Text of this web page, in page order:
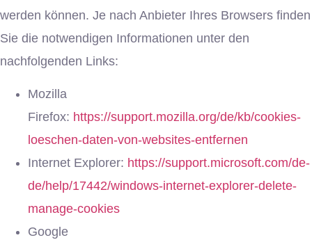
werden können. Je nach Anbieter Ihres Browsers finden
Sie die notwendigen Informationen unter den
nachfolgenden Links:
Mozilla
Firefox: https://support.mozilla.org/de/kb/cookies-
loeschen-daten-von-websites-entfernen
Internet Explorer: https://support.microsoft.com/de-
de/help/17442/windows-internet-explorer-delete-
manage-cookies
Google